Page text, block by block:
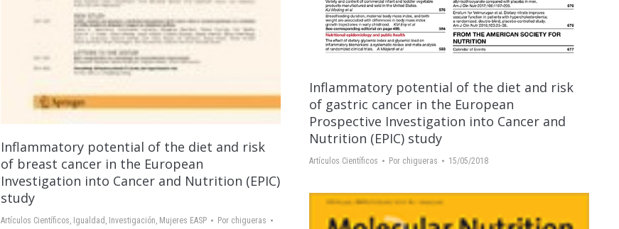
Inflammatory potential of the diet and risk
of gastric cancer in the European
Prospective Investigation into Cancer and
Nutrition (EPIC) study
Artículos Científicos Por chigueras 15/05/2018
Inflammatory potential of the diet and risk
of breast cancer in the European
Investigation into Cancer and Nutrition (EPIC)
study
Artículos Científicos Igualdad Investigación Mujeres EASP Por chigueras